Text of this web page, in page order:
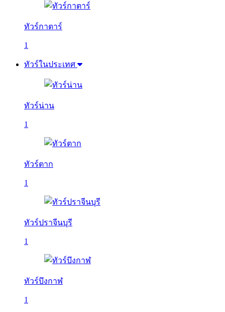
ทัวร์กาตาร์
1
ทัวร์ในประเทศ
ทัวร์น่าน
1
ทัวร์ตาก
1
ทัวร์ปราจีนบุรี
1
ทัวร์บึงกาฬ
1